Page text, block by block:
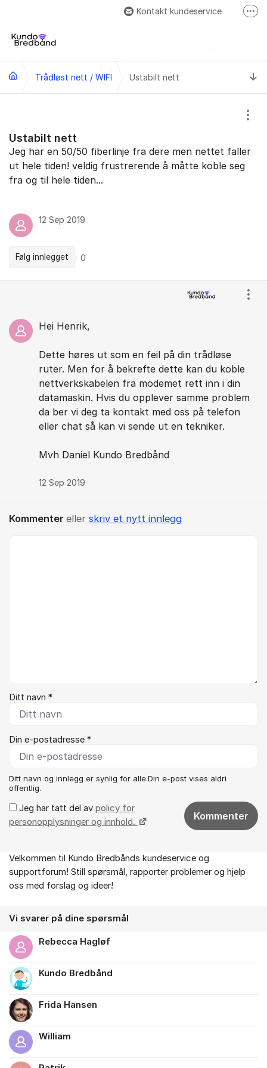
Kontakt kundeservice
Trådløst nett / WIFI Ustabilt nett
Ustabilt nett
Vis/
Jeg har en 50/50 fiberlinje fra dere men nettet faller
ut hele tiden! veldig frustrerende å måtte koble seg
fra og til hele tiden...
12 Sep 2019
Følg innlegget 0
Hei Henrik,
Dette høres ut som en feil på din trådløse
ruter. Men for å bekrefte dette kan du koble
nettverkskabelen fra modemet rett inn i din
datamaskin. Hvis du opplever samme problem
da ber vi deg ta kontakt med oss på telefon
eller chat så kan vi sende ut en tekniker.
Mvh Daniel Kundo Bredbånd
12 Sep 2019
Vis/
Kommenter eller skriv et nytt innlegg
Ditt navn *
Din e-postadresse *
Ditt navn og innlegg er synlig for alle.Din e-post vises aldri
offentlig.
Jeg har tatt del av policy for
personopplysninger og innhold.
Kommenter
Om forumet
Velkommen til Kundo Bredbånds kundeservice og
supportforum! Still spørsmål, rapporter problemer og hjelp
oss med forslag og ideer!
Vi svarer på dine spørsmål
Rebecca Hagløf
Kundo Bredbånd
Frida Hansen
William